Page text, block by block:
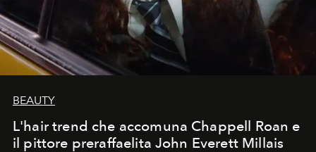
BEAUTY
L'hair trend che accomuna Chappell Roan e
il pittore preraffaelita John Everett Millais